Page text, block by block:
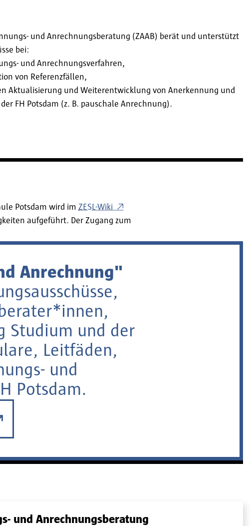
und Anrechnungsberatung (ZAAB) berät und unterstützt
bei:
und Anrechnungsverfahren,
von Referenzfällen,
Aktualisierung und Weiterentwicklung von Anerkennung und
FH Potsdam (z. B. pauschale Anrechnung).
Potsdam wird im ZESL-Wiki
aufgeführt. Der Zugang zum
Anrechnung"
Studium und der
Leitfäden,
und
Potsdam.
und Anrechnungsberatung